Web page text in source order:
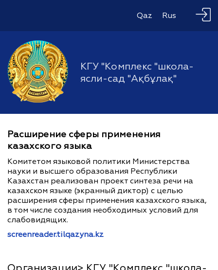
Qaz Rus
КГУ "Комплекс "школа-
ясли-сад "Ақбұлақ"
Расширение сферы применения
казахского языка
Комитетом языковой политики Министерства
науки и высшего образования Республики
Казахстан реализован проект синтеза речи на
казахском языке (экранный диктор) с целью
расширения сферы применения казахского языка,
в том числе создания необходимых условий для
слабовидящих.
screenreader.tilqazyna.kz